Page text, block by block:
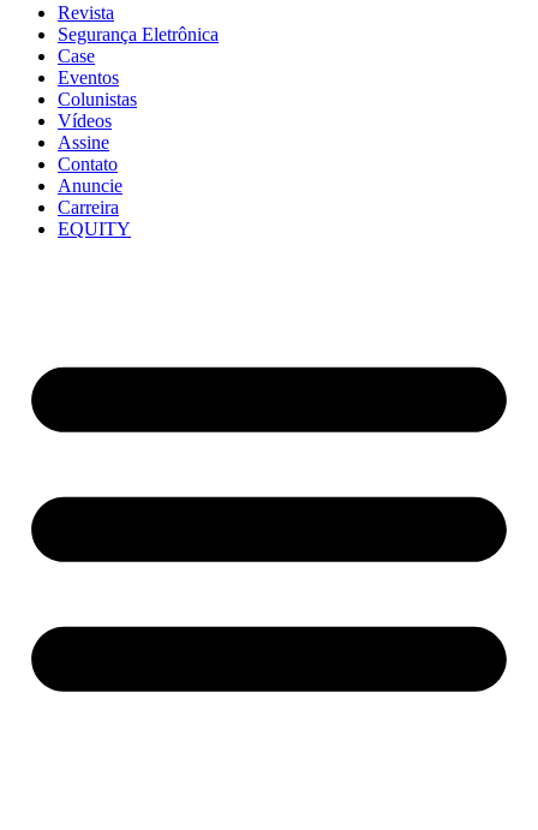
Revista
Segurança Eletrônica
Case
Eventos
Colunistas
Vídeos
Assine
Contato
Anuncie
Carreira
EQUITY